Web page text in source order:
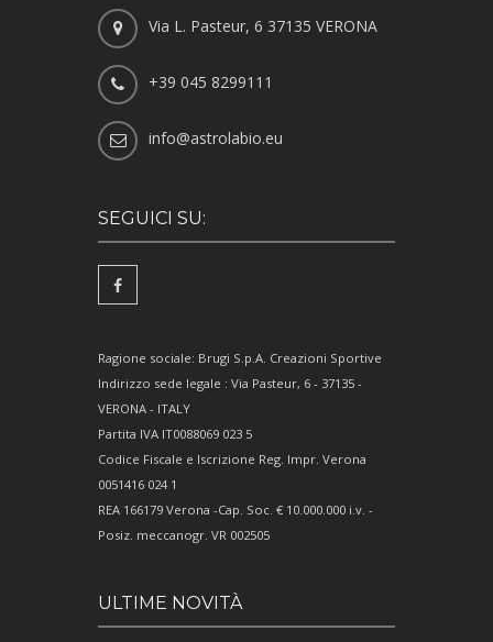
Via L. Pasteur, 6 37135 VERONA
+39 045 8299111
info@astrolabio.eu
SEGUICI SU:
Ragione sociale: Brugi S.p.A. Creazioni Sportive
Indirizzo sede legale : Via Pasteur, 6 - 37135 -
VERONA - ITALY
Partita IVA IT0088069 023 5
Codice Fiscale e Iscrizione Reg. Impr. Verona
0051416 024 1
REA 166179 Verona -Cap. Soc. € 10.000.000 i.v. -
Posiz. meccanogr. VR 002505
ULTIME NOVITÀ